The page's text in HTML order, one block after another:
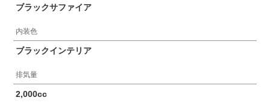
ブラックサファイア
内装色
ブラックインテリア
排気量
2,000cc